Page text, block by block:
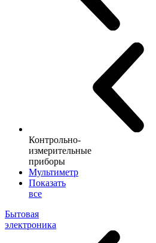
Контрольно-
измерительные
приборы
Мультиметр
Показать
все
Бытовая
электроника